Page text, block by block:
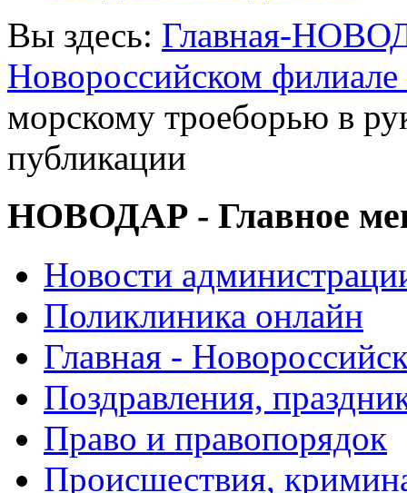
Вы здесь: Главная-
Новороссийском
морскому троеборью в
публикации
НОВОДАР - Главное
Новости
Поликлиника онлайн
Главная -
Поздравления,
Право и правопорядок
Происшествия,